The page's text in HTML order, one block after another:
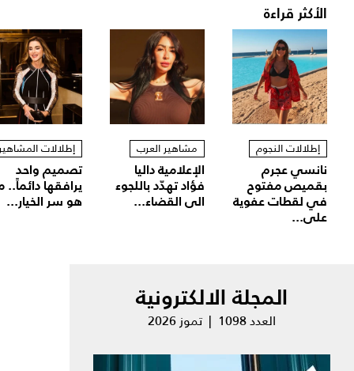
الأكثر قراءة
إطلالات النجوم
نانسي عجرم
بقميص مفتوح
في لقطات عفوية
على...
مشاهير العرب
الإعلامية داليا
فؤاد تهدّد باللجوء
الى القضاء...
إطلالات
تصميم واحد
يرافقها دائماً..
هو سر الخيار...
المجلة الالكترونية
العدد 1098 | تموز 2026